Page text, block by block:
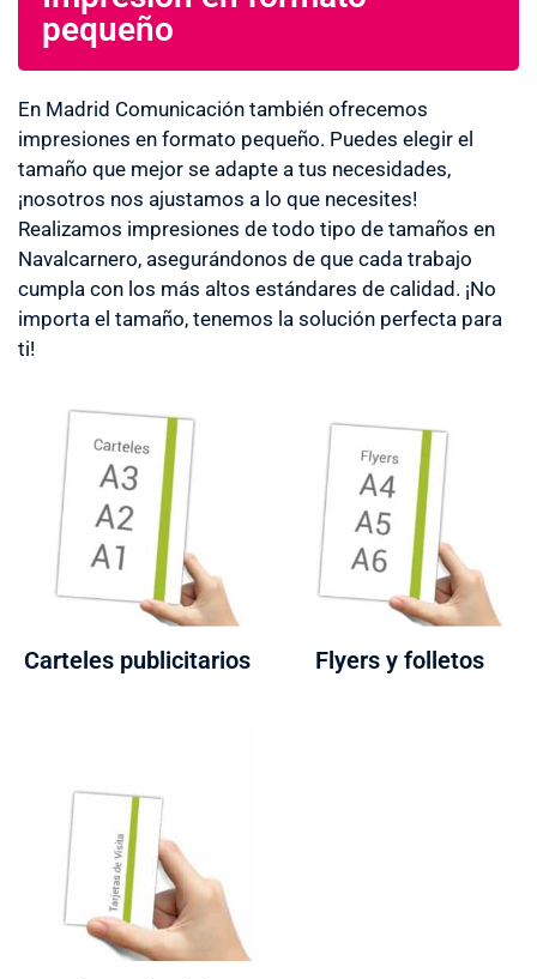
pequeño
En Madrid Comunicación también ofrecemos
impresiones en formato pequeño. Puedes elegir el
tamaño que mejor se adapte a tus necesidades,
¡nosotros nos ajustamos a lo que necesites!
Realizamos impresiones de todo tipo de tamaños en
Navalcarnero, asegurándonos de que cada trabajo
cumpla con los más altos estándares de calidad. ¡No
importa el tamaño, tenemos la solución perfecta para
ti!
Carteles publicitarios Flyers y folletos